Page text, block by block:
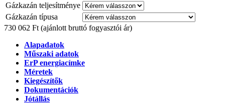
Gázkazán teljesítménye
Gázkazán típusa
730 062 Ft (ajánlott bruttó fogyasztói ár)
Alapadatok
Műszaki adatok
ErP energiacímke
Méretek
Kiegészítők
Dokumentációk
Jótállás